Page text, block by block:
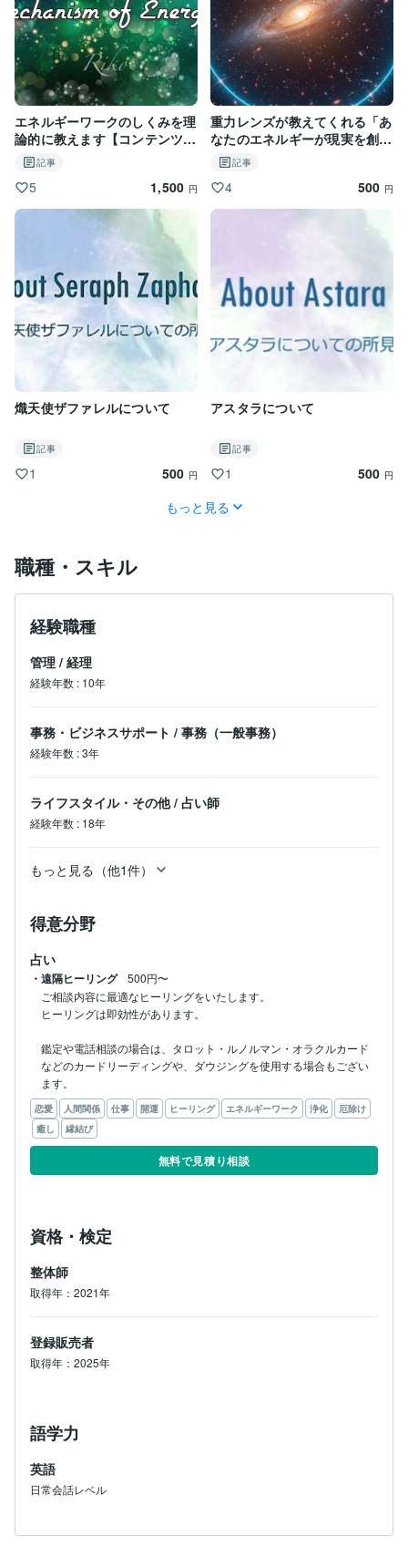
エネルギーワークのしくみを理
論的に教えます【コンテンツマ
ーケット版】
記事
5 1,500 円
重力レンズが教えてくれる「あ
なたのエネルギーが現実を創
る」という宇宙のしくみ
記事
4 500 円
熾天使ザファレルについて
記事
1 500 円
アスタラについて
記事
1 500 円
もっと見る
職種・スキル
経験職種
管理 / 経理
経験年数 : 10年
事務・ビジネスサポート / 事務（一般事務）
経験年数 :3年
ライフスタイル・その他 / 占い師
経験年数 : 18年
もっと見る（他1件）
得意分野
占い
・遠隔ヒーリング
500円〜
ご相談内容に最適なヒーリングをいたします。
ヒーリングは即効性があります。
鑑定や電話相談の場合は、タロット・ルノルマン・オラクルカード
などのカードリーディングや、ダウジングを使用する場合もござい
ます。
恋愛 人間関係 仕事 開運 ヒーリング エネルギーワーク 浄化
厄除け
癒し
縁結び
無料で見積り相談
資格・検定
整体師
取得年：2021年
登録販売者
取得年：2025年
語学力
英語
日常会話レベル